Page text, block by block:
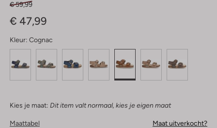
€ 59,99
€ 47,99
Kleur: Cognac
Kies je maat: Dit item valt normaal, kies je eigen maat
Maattabel Maat uitverkocht?